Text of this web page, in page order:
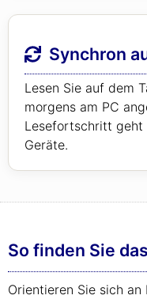
Synchron
Lesen Sie auf dem
morgens am PC
Lesefortschritt geht
Geräte.
So finden Sie
Orientieren Sie sich an